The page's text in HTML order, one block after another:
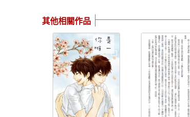
其他相關作品